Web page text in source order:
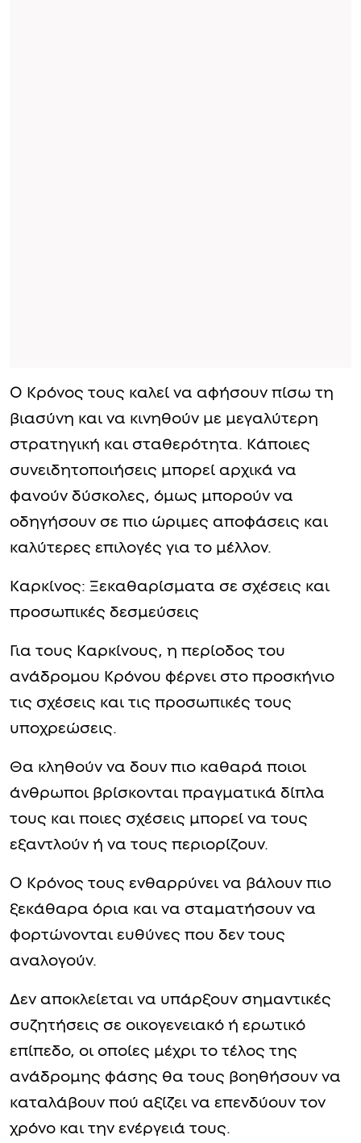
Ο Κρόνος τους καλεί να αφήσουν πίσω τη
βιασύνη και να κινηθούν με μεγαλύτερη
στρατηγική και σταθερότητα. Κάποιες
συνειδητοποιήσεις μπορεί αρχικά να
φανούν δύσκολες, όμως μπορούν να
οδηγήσουν σε πιο ώριμες αποφάσεις και
καλύτερες επιλογές για το μέλλον.
Καρκίνος: Ξεκαθαρίσματα σε σχέσεις και
προσωπικές δεσμεύσεις
Για τους Καρκίνους, η περίοδος του
ανάδρομου Κρόνου φέρνει στο προσκήνιο
τις σχέσεις και τις προσωπικές τους
υποχρεώσεις.
Θα κληθούν να δουν πιο καθαρά ποιοι
άνθρωποι βρίσκονται πραγματικά δίπλα
τους και ποιες σχέσεις μπορεί να τους
εξαντλούν ή να τους περιορίζουν.
Ο Κρόνος τους ενθαρρύνει να βάλουν πιο
ξεκάθαρα όρια και να σταματήσουν να
φορτώνονται ευθύνες που δεν τους
αναλογούν.
Δεν αποκλείεται να υπάρξουν σημαντικές
συζητήσεις σε οικογενειακό ή ερωτικό
επίπεδο, οι οποίες μέχρι το τέλος της
ανάδρομης φάσης θα τους βοηθήσουν να
καταλάβουν πού αξίζει να επενδύουν τον
χρόνο και την ενέργειά τους.